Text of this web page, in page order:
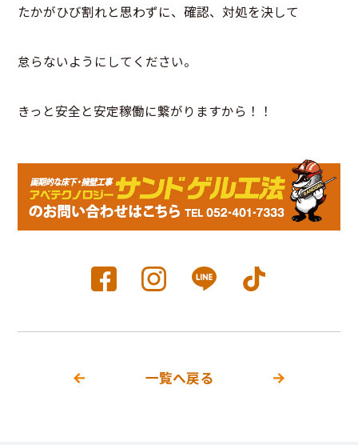
たかがひび割れと思わずに、確認、対処を決して
怠らないようにしてください。
きっと安全と安定稼働に繋がりますから！！
一覧へ戻る